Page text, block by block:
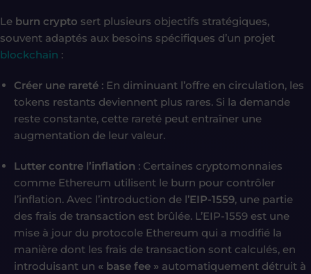
Le burn crypto sert plusieurs objectifs stratégiques,
souvent adaptés aux besoins spécifiques d’un projet
blockchain :
Créer une rareté : En diminuant l’offre en circulation, les
tokens restants deviennent plus rares. Si la demande
reste constante, cette rareté peut entraîner une
augmentation de leur valeur.
Lutter contre l’inflation : Certaines cryptomonnaies
comme Ethereum utilisent le burn pour contrôler
l’inflation. Avec l’introduction de l’EIP-1559, une partie
des frais de transaction est brûlée. L’EIP-1559 est une
mise à jour du protocole Ethereum qui a modifié la
manière dont les frais de transaction sont calculés, en
introduisant un « base fee » automatiquement détruit à